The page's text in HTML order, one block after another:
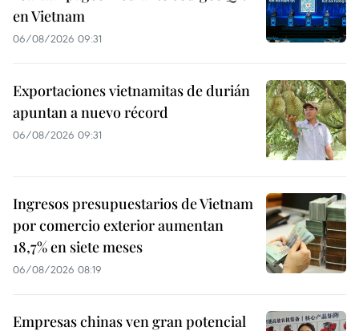
en Vietnam
06/08/2026 09:31
Exportaciones vietnamitas de durián
apuntan a nuevo récord
06/08/2026 09:31
Ingresos presupuestarios de Vietnam
por comercio exterior aumentan
18,7% en siete meses
06/08/2026 08:19
Empresas chinas ven gran potencial